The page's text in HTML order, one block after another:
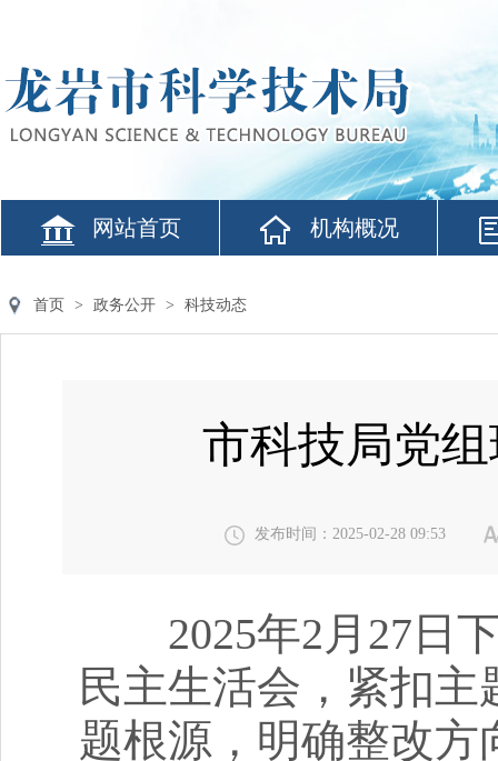
网站首页 机构概况
首页 > 政务公开 > 科技动态
市科技局党
发布时间：2025-02-28 09:53
2025年2月27日下
民主生活会，紧扣
题根源，明确整改